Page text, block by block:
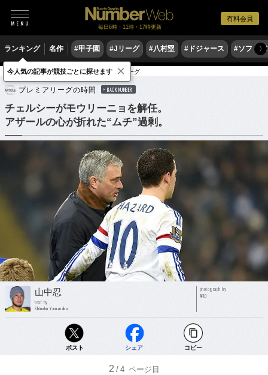
有料会員
毎日6時・11時・17時更新
ランキング 名作 #甲子園 #Jリーグ #八村塁 #ドジャース #ソフト〉
サッカー 海外サッカー プレミアリーグ
プレミアリーグの時間 BACK NUMBER
チェルシーがモウリーニョを解任。
アザールの心が折れた“ムチ”過剰。
山中忍
text by
Shinobu Yamanaka
photograph by
AFLO
ポスト シェア コピー
2 /4 ページ目
今人気の記事が競技ごとに探せます ×